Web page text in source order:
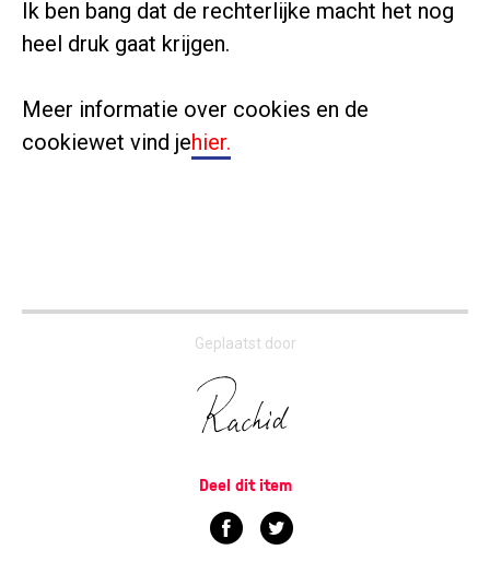
Ik ben bang dat de rechterlijke macht het nog
heel druk gaat krijgen.
Meer informatie over cookies en de
cookiewet vind jehier.
Geplaatst door
Deel dit item